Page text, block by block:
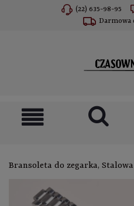
(22) 635-98-95
Darmowa
Bransoleta do zegarka,